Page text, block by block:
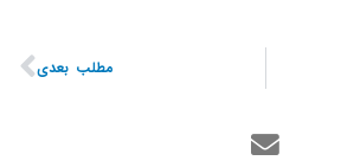
مطلب بعدی